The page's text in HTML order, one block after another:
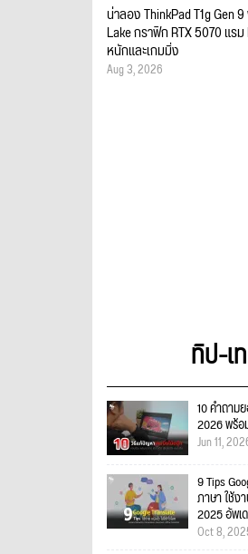
น่าลอง ThinkPad T1g Gen
Lake กราฟิก RTX 5070 แร
หนักและเกมมิ่ง
Aug 3, 2026
ทิป-เ
10 คำถาม
2026 พร้อ
Jun 11,
9 Tips
ภาษา ใช้ง
2025 อัพเ
Oct 8,